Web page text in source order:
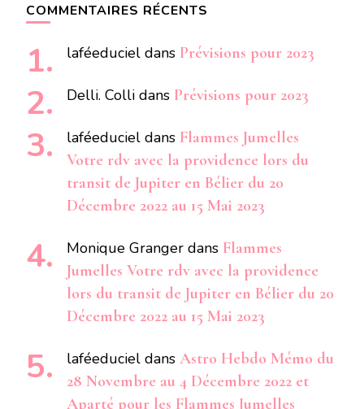
COMMENTAIRES RÉCENTS
laféeduciel dans Prévisions pour 2023
Delli. Colli dans Prévisions pour 2023
laféeduciel dans Flammes Jumelles
Votre rdv avec la providence lors du
transit de Jupiter en Bélier du 20
Décembre 2022 au 15 Mai 2023
Monique Granger dans Flammes
Jumelles Votre rdv avec la providence
lors du transit de Jupiter en Bélier du 20
Décembre 2022 au 15 Mai 2023
laféeduciel dans Astro Hebdo Mémo du
28 Novembre au 4 Décembre 2022 et
Aparté pour les Flammes Jumelles